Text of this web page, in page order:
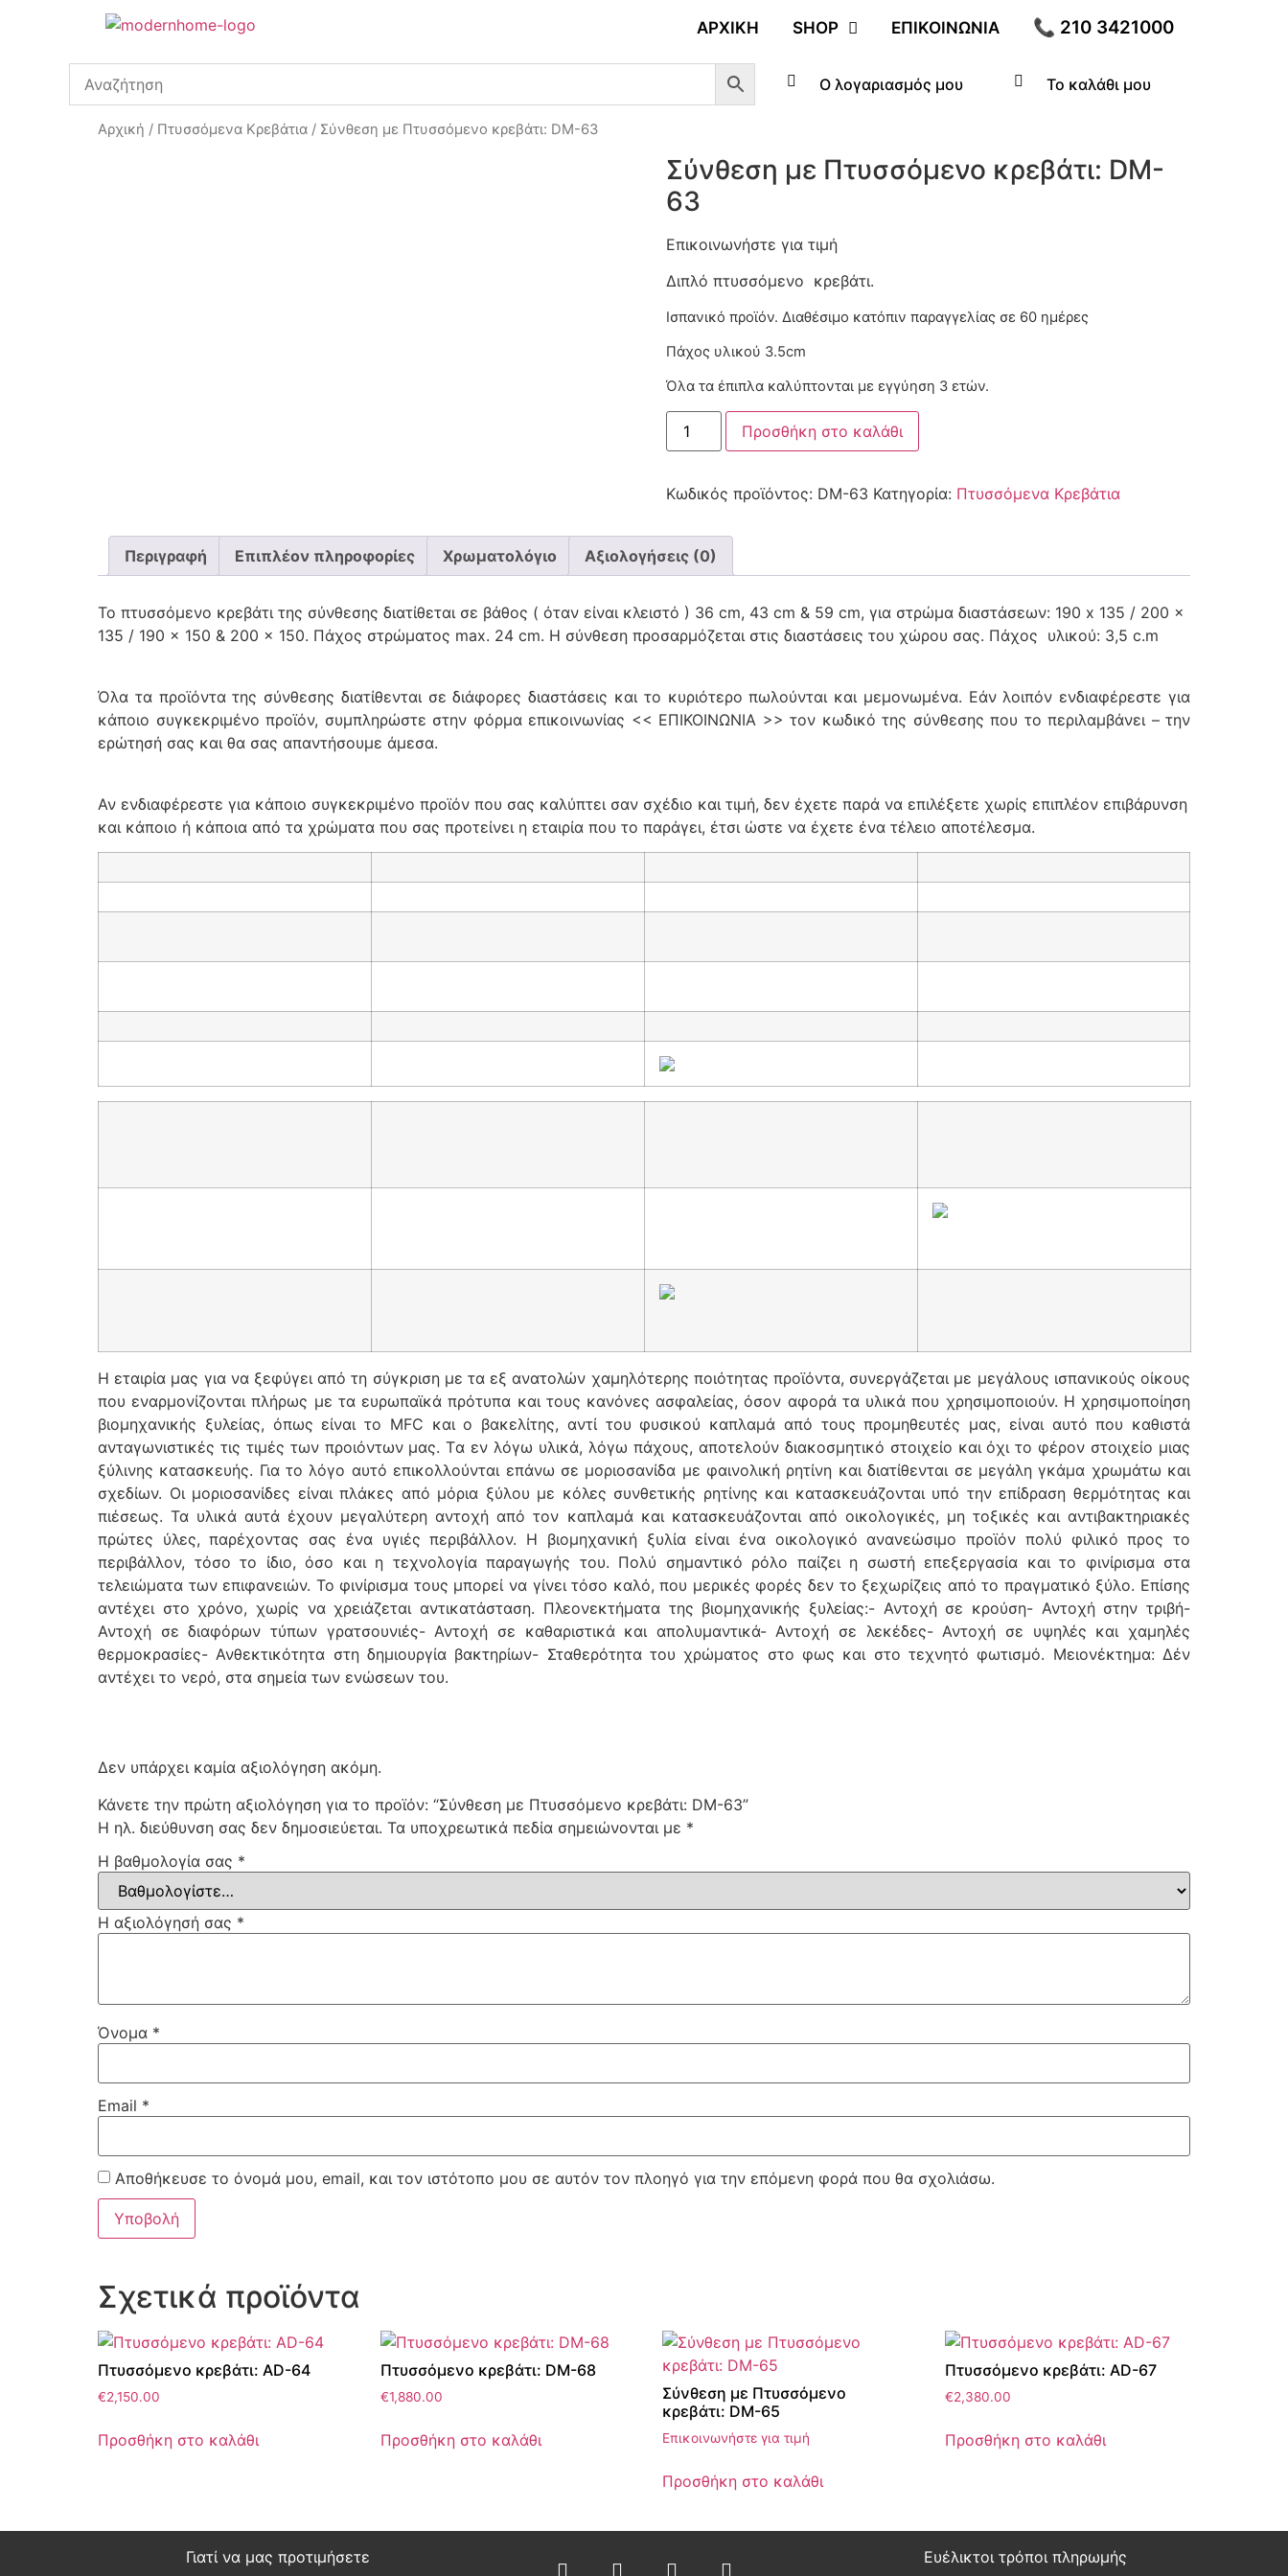
ΑΡΧΙΚΉ SHOP ΕΠΙΚΟΙΝΩΝΊΑ 📞 210 3421000
Ο λογαριασμός μου Το καλάθι μου
Αρχική / Πτυσσόμενα Κρεβάτια / Σύνθεση με Πτυσσόμενο κρεβάτι: DM-63
Σύνθεση με Πτυσσόμενο κρεβάτι: DM-
63
Επικοινωνήστε για τιμή
Διπλό πτυσσόμενο κρεβάτι.
Ισπανικό προϊόν. Διαθέσιμο κατόπιν παραγγελίας
Πάχος υλικού 3.5cm
Όλα τα έπιπλα καλύπτονται με εγγύηση 3 ετών.
Προσθήκη στο καλάθι
Κωδικός προϊόντος: DM-63 Κατηγορία: Πτυσσόμενα Κρεβάτια
Περιγραφή Επιπλέον πληροφορίες Χρωματολόγιο Αξιολογήσεις (0)
Το πτυσσόμενο κρεβάτι της σύνθεσης διατίθεται σε βάθος ( όταν είναι κλειστό ) 36 cm, 43 cm & 59 cm, για στρώμα διαστάσεων: 190 x 135 / 200 x
135 / 190 x 150 & 200 x 150. Πάχος στρώματος max. 24 cm. Η σύνθεση προσαρμόζεται στις διαστάσεις του χώρου σας. Πάχος υλικού: 3,5 c.m
Όλα τα προϊόντα της σύνθεσης διατίθενται σε διάφορες διαστάσεις και το κυριότερο πωλούνται και μεμονωμένα. Εάν λοιπόν ενδιαφέρεστε για
κάποιο συγκεκριμένο προϊόν, συμπληρώστε στην φόρμα επικοινωνίας << ΕΠΙΚΟΙΝΩΝΙΑ >> τον κωδικό της σύνθεσης που το περιλαμβάνει – την
ερώτησή σας και θα σας απαντήσουμε άμεσα.
Αν ενδιαφέρεστε για κάποιο συγκεκριμένο προϊόν που σας καλύπτει σαν σχέδιο και τιμή, δεν έχετε παρά να επιλέξετε χωρίς επιπλέον επιβάρυνση
και κάποιο ή κάποια από τα χρώματα που σας προτείνει η εταιρία που το παράγει, έτσι ώστε να έχετε ένα τέλειο αποτέλεσμα.
Η εταιρία μας για να ξεφύγει από τη σύγκριση με τα εξ ανατολών χαμηλότερης ποιότητας προϊόντα, συνεργάζεται με μεγάλους ισπανικούς οίκους
που εναρμονίζονται πλήρως με τα ευρωπαϊκά πρότυπα και τους κανόνες ασφαλείας, όσον αφορά τα υλικά που χρησιμοποιούν. Η χρησιμοποίηση
βιομηχανικής ξυλείας, όπως είναι το MFC και ο βακελίτης, αντί του φυσικού καπλαμά από τους προμηθευτές μας, είναι αυτό που καθιστά
ανταγωνιστικές τις τιμές των προιόντων μας. Tα εν λόγω υλικά, λόγω πάχους, αποτελούν διακοσμητικό στοιχείο και όχι το φέρον στοιχείο μιας
ξύλινης κατασκευής. Για το λόγο αυτό επικολλούνται επάνω σε μοριοσανίδα με φαινολική ρητίνη και διατίθενται σε μεγάλη γκάμα χρωμάτω και
σχεδίων. Οι μοριοσανίδες είναι πλάκες από μόρια ξύλου με κόλες συνθετικής ρητίνης και κατασκευάζονται υπό την επίδραση θερμότητας και
πιέσεως. Τα υλικά αυτά έχουν μεγαλύτερη αντοχή από τον καπλαμά και κατασκευάζονται από οικολογικές, μη τοξικές και αντιβακτηριακές
πρώτες ύλες, παρέχοντας σας ένα υγιές περιβάλλον. Η βιομηχανική ξυλία είναι ένα οικολογικό ανανεώσιμο προϊόν πολύ φιλικό προς το
περιβάλλον, τόσο το ίδιο, όσο και η τεχνολογία παραγωγής του. Πολύ σημαντικό ρόλο παίζει η σωστή επεξεργασία και το φινίρισμα στα
τελειώματα των επιφανειών. Το φινίρισμα τους μπορεί να γίνει τόσο καλό, που μερικές φορές δεν το ξεχωρίζεις από το πραγματικό ξύλο. Επίσης
αντέχει στο χρόνο, χωρίς να χρειάζεται αντικατάσταση. Πλεονεκτήματα της βιομηχανικής ξυλείας:- Αντοχή σε κρούση- Αντοχή στην τριβή-
Αντοχή σε διαφόρων τύπων γρατσουνιές- Αντοχή σε καθαριστικά και απολυμαντικά- Αντοχή σε λεκέδες- Αντοχή σε υψηλές και χαμηλές
θερμοκρασίες- Ανθεκτικότητα στη δημιουργία βακτηρίων- Σταθερότητα του χρώματος στο φως και στο τεχνητό φωτισμό. Μειονέκτημα: Δέν
αντέχει το νερό, στα σημεία των ενώσεων του.
Δεν υπάρχει καμία αξιολόγηση ακόμη.
Κάνετε την πρώτη αξιολόγηση για το προϊόν: “Σύνθεση με Πτυσσόμενο κρεβάτι: DM-63”
Η ηλ. διεύθυνση σας δεν δημοσιεύεται. Τα υποχρεωτικά πεδία σημειώνονται με *
Η βαθμολογία σας *
Η αξιολόγησή σας *
Όνομα *
Email *
Αποθήκευσε το όνομά μου, email, και τον ιστότοπο μου σε αυτόν τον πλοηγό για την επόμενη φορά που θα σχολιάσω.
Σχετικά προϊόντα
Πτυσσόμενο κρεβάτι: AD-64
€2,150.00
Προσθήκη στο καλάθι
Πτυσσόμενο κρεβάτι: DM-68
€1,880.00
Προσθήκη στο καλάθι
Σύνθεση με Πτυσσόμενο
κρεβάτι: DM-65
Επικοινωνήστε για τιμή
Προσθήκη στο καλάθι
Πτυσσόμενο κρεβάτι: AD-67
€2,380.00
Προσθήκη στο καλάθι
Γιατί να μας προτιμήσετε Ευέλικτοι τρόποι πληρωμής